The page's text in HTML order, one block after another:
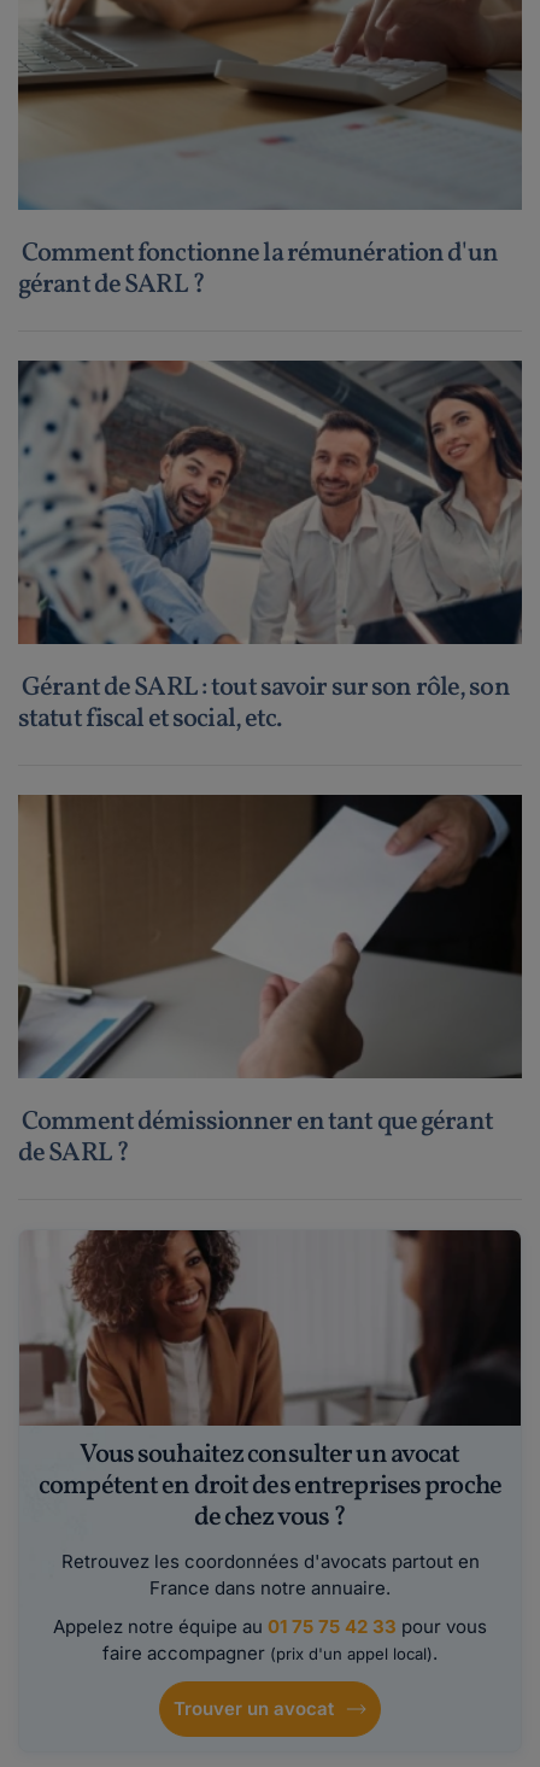
Comment fonctionne la rémunération d'un
gérant de SARL ?
Gérant de SARL : tout savoir sur son rôle, son
statut fiscal et social, etc.
Comment démissionner en tant que gérant
de SARL ?
Vous souhaitez consulter un avocat
compétent en droit des entreprises proche
de chez vous ?
Retrouvez les coordonnées d'avocats partout en
France dans notre annuaire.
Appelez notre équipe au 01 75 75 42 33 pour vous
faire accompagner (prix d'un appel local).
Trouver un avocat